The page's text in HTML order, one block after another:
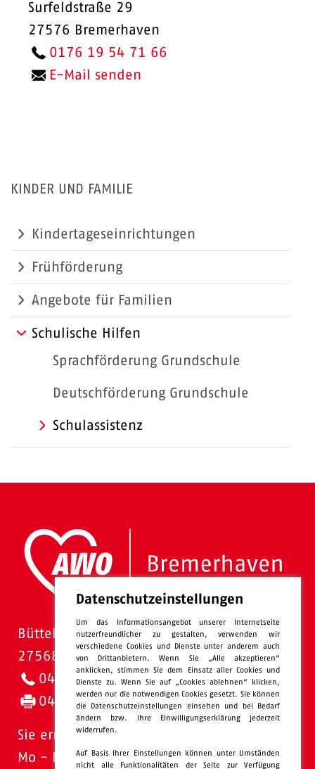
Surfeldstraße 29
27576 Bremerhaven
0176 19 54 71 66
E-Mail senden
KINDER UND FAMILIE
Kindertageseinrichtungen
Frühförderung
Angebote für Familien
Schulische Hilfen
Sprachförderung Grundschule
Deutschförderung Grundschule
Schulassistenz
Bütteler Straße 1
27568 Bremerhaven
0471 - 95 47-0
0471 - 95 47-120
Sie erreichen uns:
Mo - Do: 08.00 - 16.00 Uhr
Datenschutzeinstellungen
Um das Informationsangebot unserer Internetseite
nutzerfreundlicher zu gestalten, verwenden wir
verschiedene Cookies und Dienste unter anderem auch
von Drittanbietern. Wenn Sie „Alle akzeptieren“
anklicken, stimmen Sie dem Einsatz aller Cookies und
Dienste zu. Wenn Sie auf „Cookies ablehnen“ klicken,
werden nur die notwendigen Cookies gesetzt. Sie können
die Datenschutzeinstellungen einsehen und bei Bedarf
ändern bzw. Ihre Einwilligungserklärung jederzeit
widerrufen.
Auf Basis Ihrer Einstellungen können unter Umständen
nicht alle Funktionalitäten der Seite zur Verfügung